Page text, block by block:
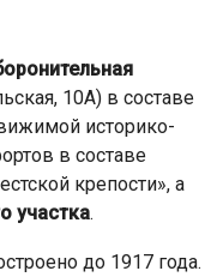
10А) в составе
историко-
в составе
крепости», а
участка.
до 1917 года.